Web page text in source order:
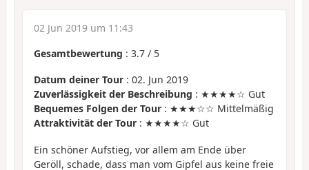
02 Jun 2019 um 11:43
Gesamtbewertung : 3.7 / 5
Datum deiner Tour : 02. Jun 2019
Zuverlässigkeit der Beschreibung : ★★★★☆ Gut
Bequemes Folgen der Tour : ★★★☆☆ Mittelmäßig
Attraktivität der Tour : ★★★★☆ Gut
Ein schöner Aufstieg, vor allem am Ende über
Geröll, schade, dass man vom Gipfel aus keine freie